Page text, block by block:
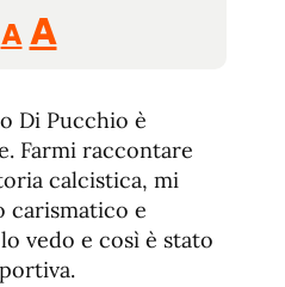
Reducir
A Restablecer
de
fuente
AAumentar
de
fuente.
Di Pucchio è
Farmi raccontare
calcistica, mi
carismatico e
vedo e così è stato